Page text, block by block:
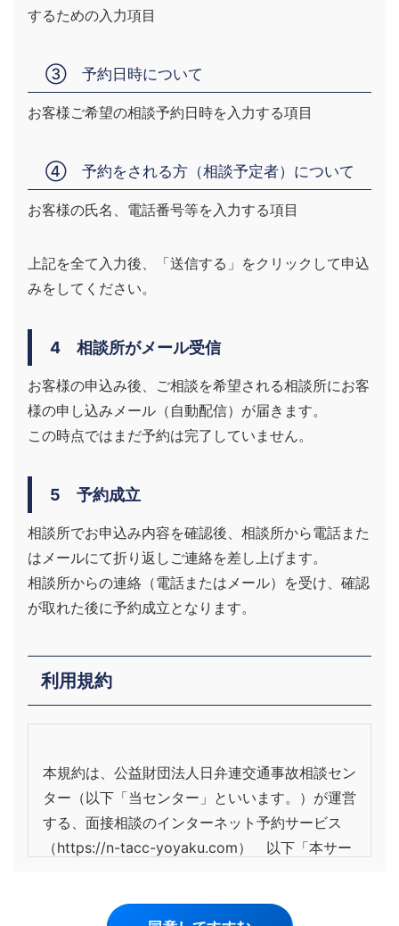
するための入力項目
③ 予約日時について
お客様ご希望の相談予約日時を入力する項目
④ 予約をされる方（相談予定者）について
お客様の氏名、電話番号等を入力する項目
上記を全て入力後、「送信する」をクリックして申込
みをしてください。
4 相談所がメール受信
お客様の申込み後、ご相談を希望される相談所にお客
様の申し込みメール（自動配信）が届きます。
この時点ではまだ予約は完了していません。
5 予約成立
相談所でお申込み内容を確認後、相談所から電話また
はメールにて折り返しご連絡を差し上げます。
相談所からの連絡（電話またはメール）を受け、確認
が取れた後に予約成立となります。
利用規約
本規約は、公益財団法人日弁連交通事故相談セン
ター（以下「当センター」といいます。）が運営
する、面接相談のインターネット予約サービス
（https://n-tacc-yoyaku.com） 以下「本サー
規約に同意の上、本サービスを利用するものとし